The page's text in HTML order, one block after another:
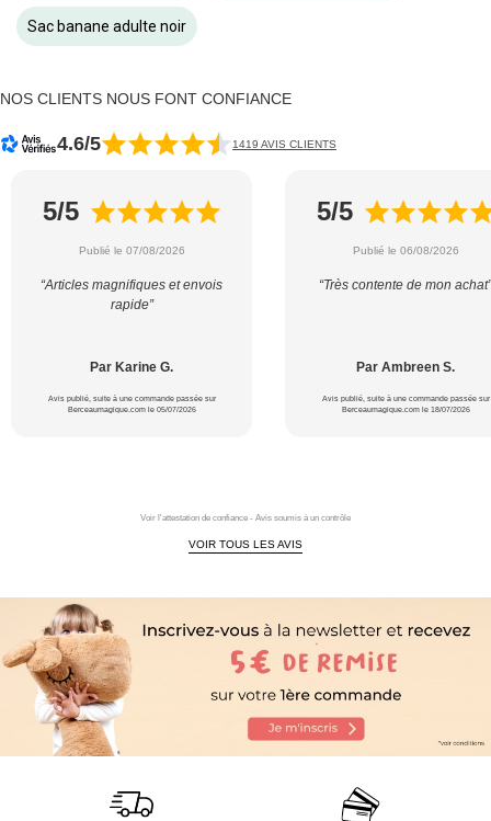
Sac banane adulte noir
NOS CLIENTS NOUS FONT CONFIANCE
4.6/5 1419 AVIS CLIENTS
5/5
Publié le 07/08/2026
“Articles magnifiques et envois
rapide”
Par Karine G.
Avis publié, suite à une commande passée sur
Berceaumagique.com le 05/07/2026
5/5
Publié le 06/08/2026
“Très contente de mon achat”
Par Ambreen S.
Avis publié, suite à une commande passée sur
Berceaumagique.com le 18/07/2026
Voir l'attestation de confiance - Avis soumis à un contrôle
VOIR TOUS LES AVIS